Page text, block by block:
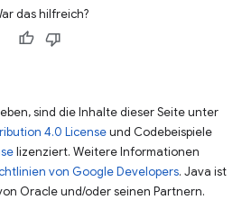
das hilfreich?
sind die Inhalte dieser Seite unter
4.0 Licenseund Codebeispiele
lizenziert. Weitere Informationen
von Google Developers. Java ist
Oracle und/oder seinen Partnern.